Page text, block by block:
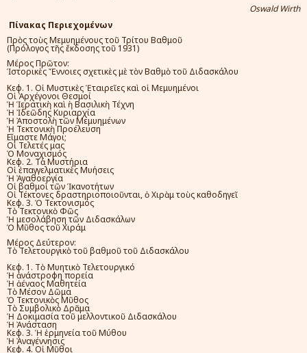
Oswald Wirth
Πίνακας Περιεχομένων
Πρὸς τοὺς Μεμυημένους τοῦ Τρίτου Βαθμοῦ
(Πρόλογος τῆς ἔκδοσης τοῦ 1931)
Μέρος Πρῶτον:
Ἱστορικὲς Ἔννοιες σχετικὲς μὲ τὸν Βαθμὸ τοῦ Διδασκάλου
Κεφ. 1. Οἱ Μυστικὲς Ἑταιρεῖες καὶ οἱ Μεμυημένοι
Οἱ Ἀρχέγονοι Θεσμοί
Ἡ Ἱερατικὴ καὶ ἡ Βασιλικὴ Τέχνη
Ἡ Ἰδεῶδης Κυριαρχία
Ἡ Ἀποστολὴ τῶν Μεμυημένων
Ἡ Τεκτονικὴ Προέλευση
Εἴμαστε Μάγοι;
Οἱ Τελετές μας
Ὁ Μοναχισμός
Κεφ. 2. Τὰ Μυστήρια
Οἱ ἐπαγγελματικὲς Μυήσεις
Ἡ Ἀγαθοεργία
Οἱ βαθμοὶ τῶν Ἱκανοτήτων
Οἱ Τέκτονες δραστηριοποιοῦνται, ὁ Χιρὰμ τοὺς καθοδηγεῖ
Κεφ. 3. Ὁ Τεκτονισμός
Τὸ Τεκτονικὸ Φῶς
Ἡ μεσολάβηση τῶν Διδασκάλων
Ὁ Μῦθος τοῦ Χιράμ
Μέρος Δεύτερον:
Τὸ Τελετουργικὸ τοῦ βαθμοῦ τοῦ Διδασκάλου
Κεφ. 1. Τὸ Μυητικὸ Τελετουργικό
Ἡ ἀνάστροφη πορεία
Ἡ ἀέναος Μαθητεία
Τὸ Μέσον Δῶμα
Ὁ Τεκτονικὸς Μῦθος
Τὸ Συμβολικὸ Δρᾶμα
Ἡ Δοκιμασία τοῦ μελλοντικοῦ Διδασκάλου
Ἡ Ἀνάσταση
Κεφ. 3. Ἡ ἑρμηνεία τοῦ Μύθου
Ἡ Ἀναγέννησις
Κεφ. 4. Οἱ Μῦθοι